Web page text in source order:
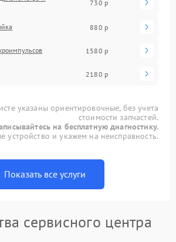
730 р
880 р
1580 р
2180 р
указаны ориентировочные, без учета
стоимости запчастей.
на бесплатную диагностику.
и укажем на неисправность.
Показать все услуги
сервисного центра